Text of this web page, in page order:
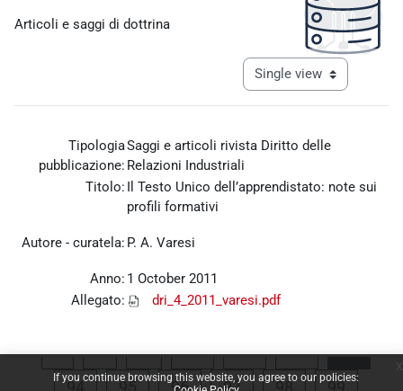
If you continue browsing this website, you agree to our policies:
Articoli e saggi di dottrina
View mode tertiary
Tipologia
pubblicazione:
Saggi e articoli rivista Diritto delle
Relazioni Industriali
Titolo: Il Testo Unico dell’apprendistato: note sui
profili formativi
Autore - curatela: P. A. Varesi
Anno: 1 October 2011
Allegato:
dri_4_2011_varesi.pdf
« 1 … 90 91 92 93
94Page 94
95Page 95
96Page 96
97Page 97
98Page 98
99Page 99